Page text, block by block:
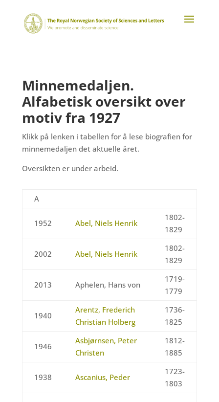
Minnemedaljen.
Alfabetisk oversikt over
motiv fra 1927
Klikk på lenken i tabellen for å lese biografien for
minnemedaljen det aktuelle året.
Oversikten er under arbeid.
A
1952 Abel, Niels Henrik
1802-
1829
2002 Abel, Niels Henrik
1802-
1829
2013 Aphelen, Hans von
1719-
1779
1940
Arentz, Frederich
Christian Holberg
1736-
1825
1946
Asbjørnsen, Peter
Christen
1812-
1885
1938 Ascanius, Peder
1723-
1803